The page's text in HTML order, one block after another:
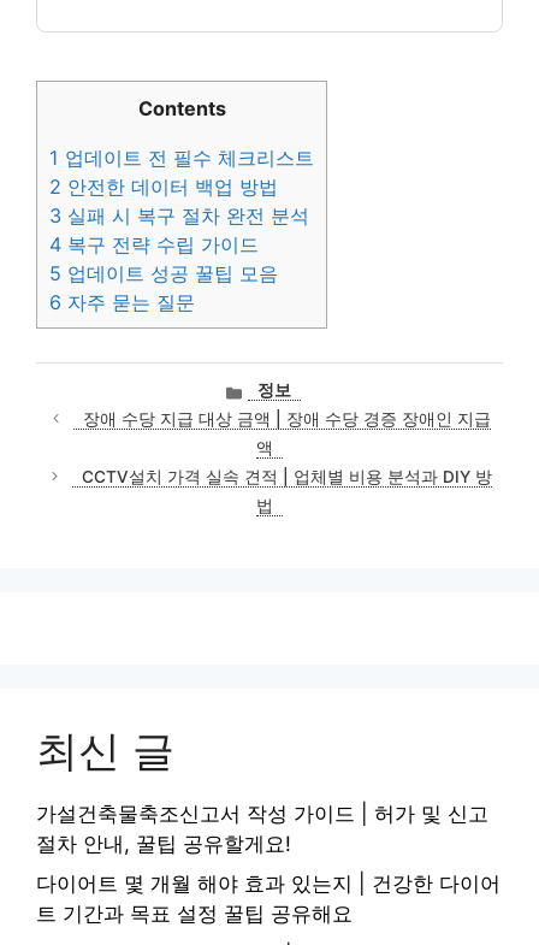
Contents
1 업데이트 전 필수 체크리스트
2 안전한 데이터 백업 방법
3 실패 시 복구 절차 완전 분석
4 복구 전략 수립 가이드
5 업데이트 성공 꿀팁 모음
6 자주 묻는 질문
카
테
고
리
정보
장애 수당 지급 대상 금액 | 장애 수당 경증 장애인 지급
액
CCTV설치 가격 실속 견적 | 업체별 비용 분석과 DIY 방
법
최신 글
가설건축물축조신고서 작성 가이드 | 허가 및 신고
절차 안내, 꿀팁 공유할게요!
다이어트 몇 개월 해야 효과 있는지 | 건강한 다이어
트 기간과 목표 설정 꿀팁 공유해요